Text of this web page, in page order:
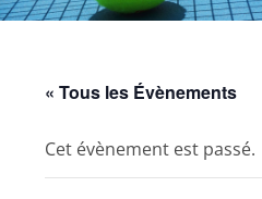
« Tous les Évènements
Cet évènement est passé.